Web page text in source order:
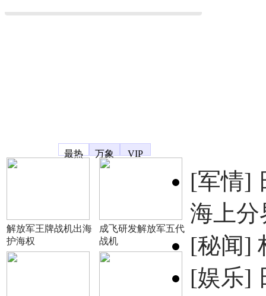
最热
万象 VIP
解放军王牌战机出海
护海权
成飞研发解放军五代
战机
[军情]
海上分
[秘闻]
[娱乐]